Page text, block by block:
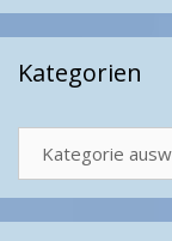
Kategorien